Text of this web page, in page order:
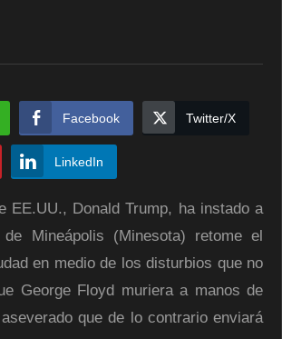
Facebook Twitter/X
LinkedIn
EE.UU., Donald Trump, ha instado a
Mineápolis (Minesota) retome el
en medio de los disturbios que no
George Floyd muriera a manos de
que de lo contrario enviará